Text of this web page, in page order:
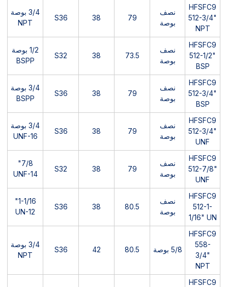
HFSFC9
512-3/4"
NPT
نصف
بوصة
79
38
S36
3/4 بوصة
NPT
HFSFC9
512-1/2"
BSP
نصف
بوصة
73.5
38
S32
1/2 بوصة
BSPP
HFSFC9
512-3/4"
BSP
نصف
بوصة
79
38
S36
3/4 بوصة
BSPP
HFSFC9
512-3/4"
UNF
نصف
بوصة
79
38
S36
3/4 بوصة
UNF-16
HFSFC9
512-7/8"
UNF
نصف
بوصة
79
38
S32
7/8"
UNF-14
HFSFC9
512-1-
1/16" UN
نصف
بوصة
80.5
38
S36
1-1/16"
UN-12
HFSFC9
558-
3/4"
NPT
5/8 بوصة 80.5
42
S36
3/4 بوصة
NPT
HFSFC9